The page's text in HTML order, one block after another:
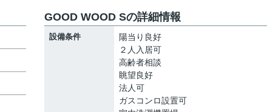
GOOD WOOD Sの詳細情報
設備条件
陽当り良好
２人入居可
高齢者相談
眺望良好
法人可
ガスコンロ設置可